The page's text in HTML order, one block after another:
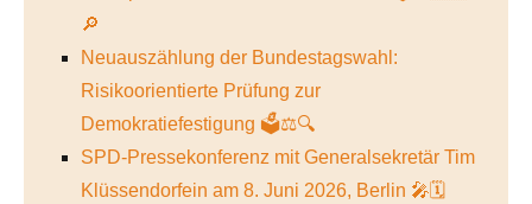
🔎
Neuauszählung der Bundestagswahl:
Risikoorientierte Prüfung zur
Demokratiefestigung 🗳️⚖️🔍
SPD-Pressekonferenz mit Generalsekretär Tim
Klüssendorfein am 8. Juni 2026, Berlin 🎤🗓️